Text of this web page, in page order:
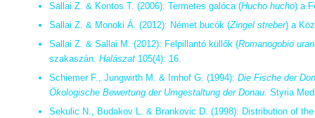
Sallai Z. & Kontos T. (2006): Termetes galóca (Hucho hucho) a
Sallai Z. & Monoki Á. (2012): Német bucók (Zingel streber) a
Sallai Z. & Sallai M. (2012): Felpillantó küllők (Romanogobio
szakaszán. Halászat 105(4): 16.
Schiemer F., Jungwirth M. & Imhof G. (1994): Die Fische der
Ökologische Bewertung der Umgestaltung der Donau. Styria
Sekulic N., Budakov L. & Brankovic D. (1998): Distribution of